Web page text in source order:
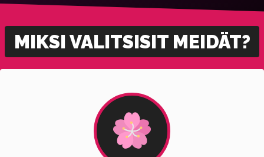
MIKSI VALITSISIT MEIDÄT?